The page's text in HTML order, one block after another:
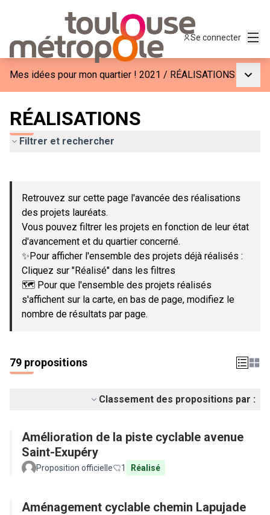
Se connecter
Mes idées pour mon quartier ! 2021 / RÉALISATIONS
RÉALISATIONS
Filtrer et rechercher
−
Retrouvez sur cette page l'avancée des réalisations
des projets lauréats.
Vous pouvez filtrer les projets en fonction de leur état
d'avancement et du quartier concerné.
✨Pour afficher l'ensemble des projets déjà réalisés :
Cliquez sur "Réalisé" dans les filtres
🗺️ Pour que l'ensemble des projets réalisés
s'affichent sur la carte, en bas de page, modifiez le
nombre de résultats par page.
79 propositions
Classement des propositions par :
Amélioration de la piste cyclable avenue
Saint-Exupéry
Proposition officielle 1 Réalisé
Aménagement cyclable chemin Lapujade